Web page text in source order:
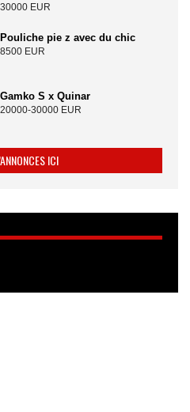
30000 EUR
Pouliche pie z avec du chic
8500 EUR
Gamko S x Quinar
20000-30000 EUR
ICI